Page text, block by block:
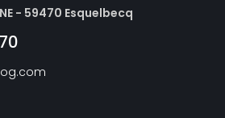
- 59470 Esquelbecq